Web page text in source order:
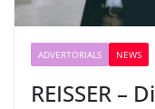
ADVERTORIALS NEWS
REISSER –